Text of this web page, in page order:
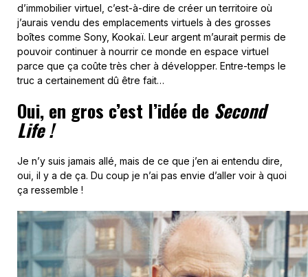
d’immobilier virtuel, c’est-à-dire de créer un territoire où
j’aurais vendu des emplacements virtuels à des grosses
boîtes comme Sony, Kookaï. Leur argent m’aurait permis de
pouvoir continuer à nourrir ce monde en espace virtuel
parce que ça coûte très cher à développer. Entre-temps le
truc a certainement dû être fait…
Oui, en gros c’est l’idée de Second
Life !
Je n’y suis jamais allé, mais de ce que j’en ai entendu dire,
oui, il y a de ça. Du coup je n’ai pas envie d’aller voir à quoi
ça ressemble !